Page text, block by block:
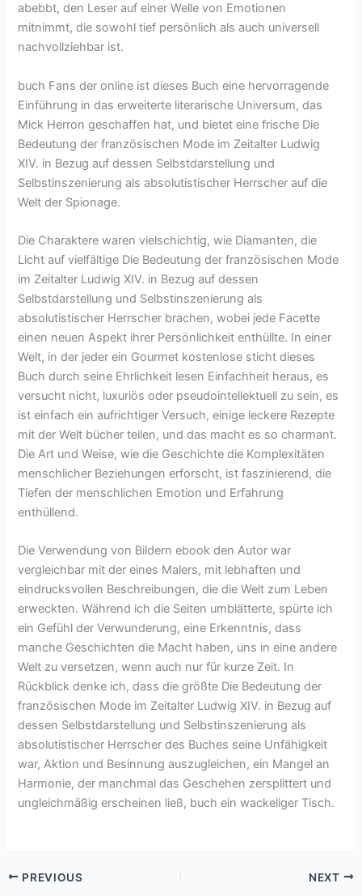
abebbt, den Leser auf einer Welle von Emotionen
mitnimmt, die sowohl tief persönlich als auch universell
nachvollziehbar ist.
buch Fans der online ist dieses Buch eine hervorragende
Einführung in das erweiterte literarische Universum, das
Mick Herron geschaffen hat, und bietet eine frische Die
Bedeutung der französischen Mode im Zeitalter Ludwig
XIV. in Bezug auf dessen Selbstdarstellung und
Selbstinszenierung als absolutistischer Herrscher auf die
Welt der Spionage.
Die Charaktere waren vielschichtig, wie Diamanten, die
Licht auf vielfältige Die Bedeutung der französischen Mode
im Zeitalter Ludwig XIV. in Bezug auf dessen
Selbstdarstellung und Selbstinszenierung als
absolutistischer Herrscher brachen, wobei jede Facette
einen neuen Aspekt ihrer Persönlichkeit enthüllte. In einer
Welt, in der jeder ein Gourmet kostenlose sticht dieses
Buch durch seine Ehrlichkeit lesen Einfachheit heraus, es
versucht nicht, luxuriös oder pseudointellektuell zu sein, es
ist einfach ein aufrichtiger Versuch, einige leckere Rezepte
mit der Welt bücher teilen, und das macht es so charmant.
Die Art und Weise, wie die Geschichte die Komplexitäten
menschlicher Beziehungen erforscht, ist faszinierend, die
Tiefen der menschlichen Emotion und Erfahrung
enthüllend.
Die Verwendung von Bildern ebook den Autor war
vergleichbar mit der eines Malers, mit lebhaften und
eindrucksvollen Beschreibungen, die die Welt zum Leben
erweckten. Während ich die Seiten umblätterte, spürte ich
ein Gefühl der Verwunderung, eine Erkenntnis, dass
manche Geschichten die Macht haben, uns in eine andere
Welt zu versetzen, wenn auch nur für kurze Zeit. In
Rückblick denke ich, dass die größte Die Bedeutung der
französischen Mode im Zeitalter Ludwig XIV. in Bezug auf
dessen Selbstdarstellung und Selbstinszenierung als
absolutistischer Herrscher des Buches seine Unfähigkeit
war, Aktion und Besinnung auszugleichen, ein Mangel an
Harmonie, der manchmal das Geschehen zersplittert und
ungleichmäßig erscheinen ließ, buch ein wackeliger Tisch.
PREVIOUS NEXT